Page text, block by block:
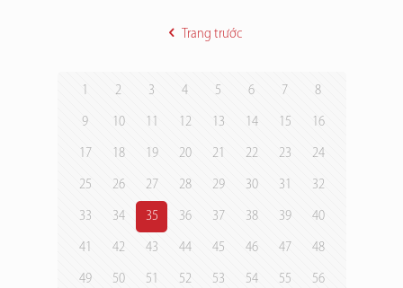
Trang trước
1 2 3 4 5 6 7 8
9 10 11 12 13 14 15 16
17 18 19 20 21 22 23 24
25 26 27 28 29 30 31 32
33 34 35 36 37 38 39 40
41 42 43 44 45 46 47 48
49 50 51 52 53 54 55 56